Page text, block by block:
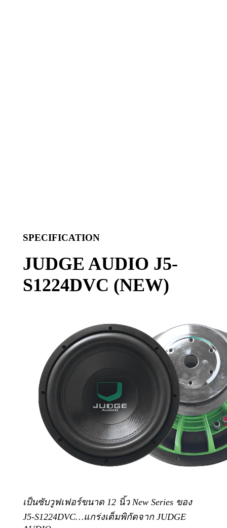
SPECIFICATION
JUDGE AUDIO J5-
S1224DVC (NEW)
เป็นซับวูฟเฟอร์ขนาด 12 นิ้ว New Series ของ
J5-S1224DVC…แกร่งเต็มพิกัดจาก JUDGE